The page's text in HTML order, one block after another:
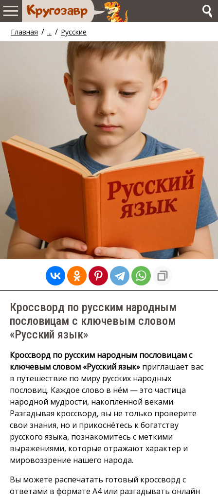
Главная / ... / Русские
Кроссворд по русским народным
пословицам с ключевым словом
«Русский язык»
Кроссворд по русским народным пословицам с
ключевым словом «Русский язык» приглашает вас
в путешествие по миру русских народных
пословиц. Каждое слово в нём — это частица
народной мудрости, накопленной веками.
Разгадывая кроссворд, вы не только проверите
свои знания, но и прикоснётесь к богатству
русского языка, познакомитесь с меткими
выражениями, которые отражают характер и
мировоззрение нашего народа.
Вы можете распечатать готовый кроссворд с
ответами в формате А4 или разгадывать онлайн